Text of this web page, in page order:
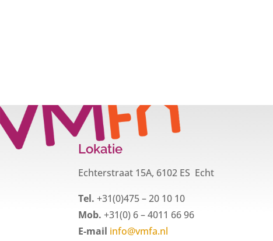
Lokatie
Echterstraat 15A, 6102 ES Echt
Tel. +31(0)475 – 20 10 10
Mob. +31(0) 6 – 4011 66 96
E-mail info@vmfa.nl